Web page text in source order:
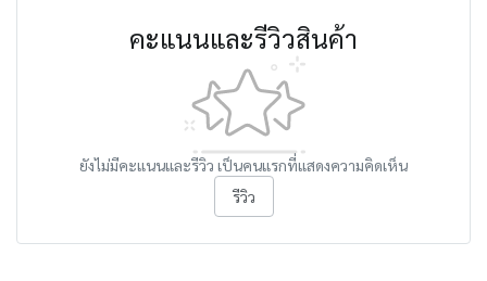
คะแนนและรีวิวสินค้า
ยังไม่มีคะแนนและรีวิว เป็นคนแรกที่แสดงความคิดเห็น
รีวิว